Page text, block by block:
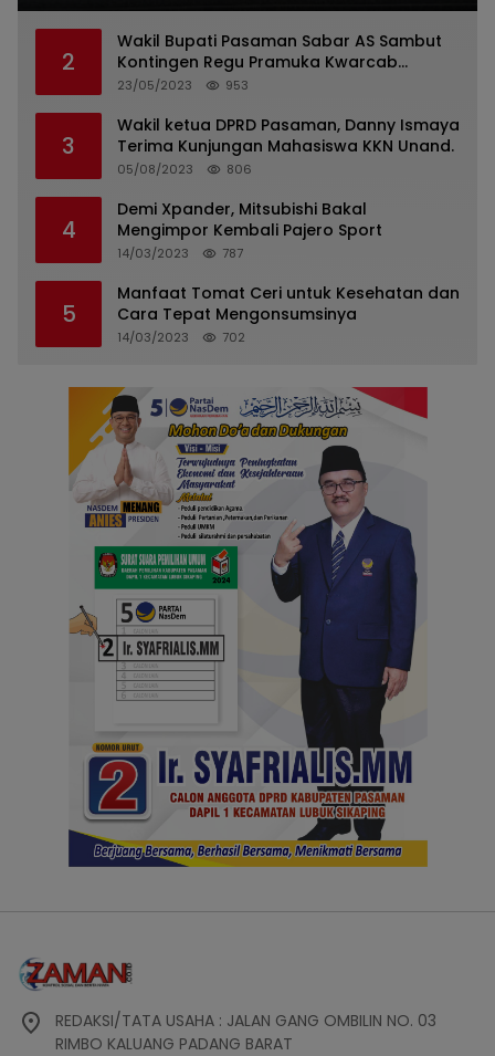
2
Wakil Bupati Pasaman Sabar AS Sambut
Kontingen Regu Pramuka Kwarcab
Pasaman
23/05/2023 953
3
Wakil ketua DPRD Pasaman, Danny Ismaya
Terima Kunjungan Mahasiswa KKN Unand.
05/08/2023 806
4
Demi Xpander, Mitsubishi Bakal
Mengimpor Kembali Pajero Sport
14/03/2023 787
5
Manfaat Tomat Ceri untuk Kesehatan dan
Cara Tepat Mengonsumsinya
14/03/2023 702
REDAKSI/TATA USAHA : JALAN GANG OMBILIN NO. 03
RIMBO KALUANG PADANG BARAT